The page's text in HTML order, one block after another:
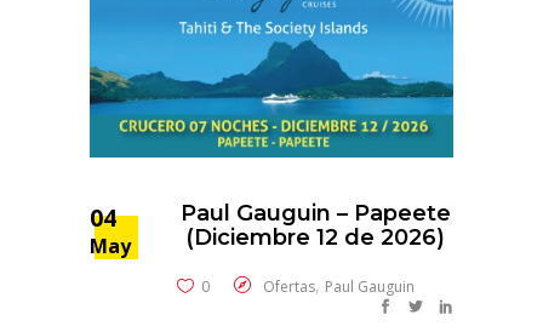
04
May
Paul Gauguin – Papeete
(Diciembre 12 de 2026)
0 Ofertas, Paul Gauguin